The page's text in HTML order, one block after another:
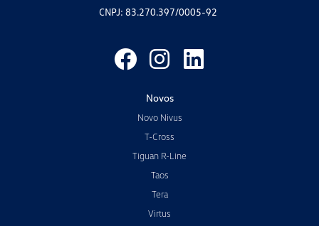
CNPJ: 83.270.397/0005-92
Novos
Novo Nivus
T-Cross
Tiguan R-Line
Taos
Tera
Virtus